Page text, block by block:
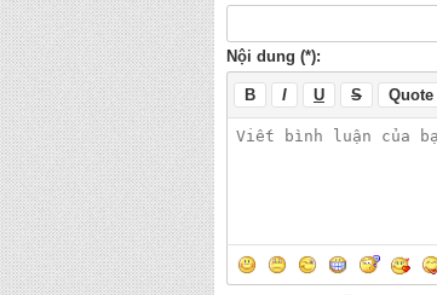
Nội dung (*):
B I U S Quote